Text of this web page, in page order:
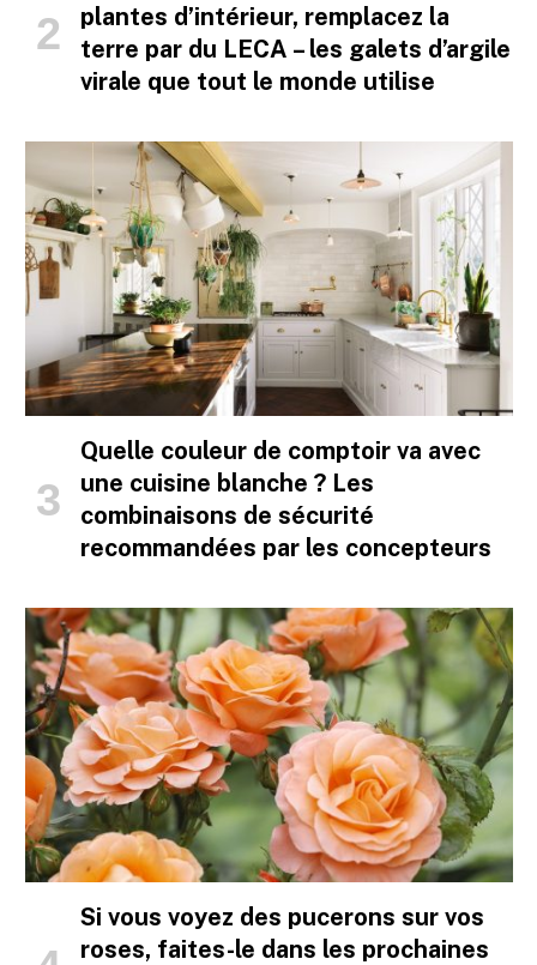
plantes d’intérieur, remplacez la
terre par du LECA – les galets d’argile
virale que tout le monde utilise
Quelle couleur de comptoir va avec
une cuisine blanche ? Les
combinaisons de sécurité
recommandées par les concepteurs
Si vous voyez des pucerons sur vos
roses, faites-le dans les prochaines